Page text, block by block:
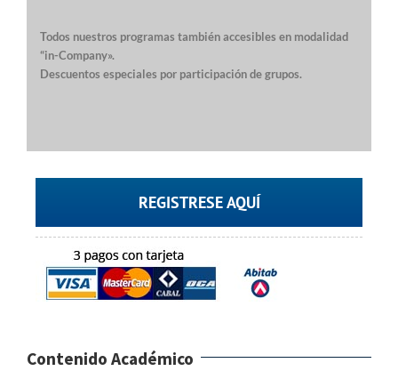
Todos nuestros programas también accesibles en modalidad
“in-Company».
Descuentos especiales por participación de grupos.
REGISTRESE AQUÍ
Contenido Académico